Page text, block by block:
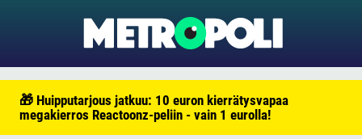
🎁 Huipputarjous jatkuu: 10 euron kierrätysvapaa
megakierros Reactoonz-peliin - vain 1 eurolla!